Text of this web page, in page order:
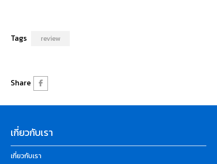
Tags review
Share
เกี่ยวกับเรา
เกี่ยวกับเรา